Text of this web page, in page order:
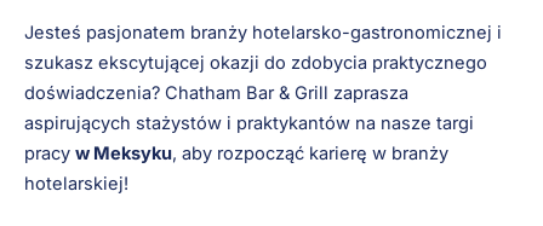
Jesteś pasjonatem branży hotelarsko-gastronomicznej i
szukasz ekscytującej okazji do zdobycia praktycznego
doświadczenia? Chatham Bar & Grill zaprasza
aspirujących stażystów i praktykantów na nasze targi
pracy w Meksyku, aby rozpocząć karierę w branży
hotelarskiej!